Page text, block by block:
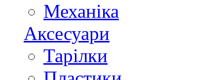
Механіка
Аксесуари
Тарілки